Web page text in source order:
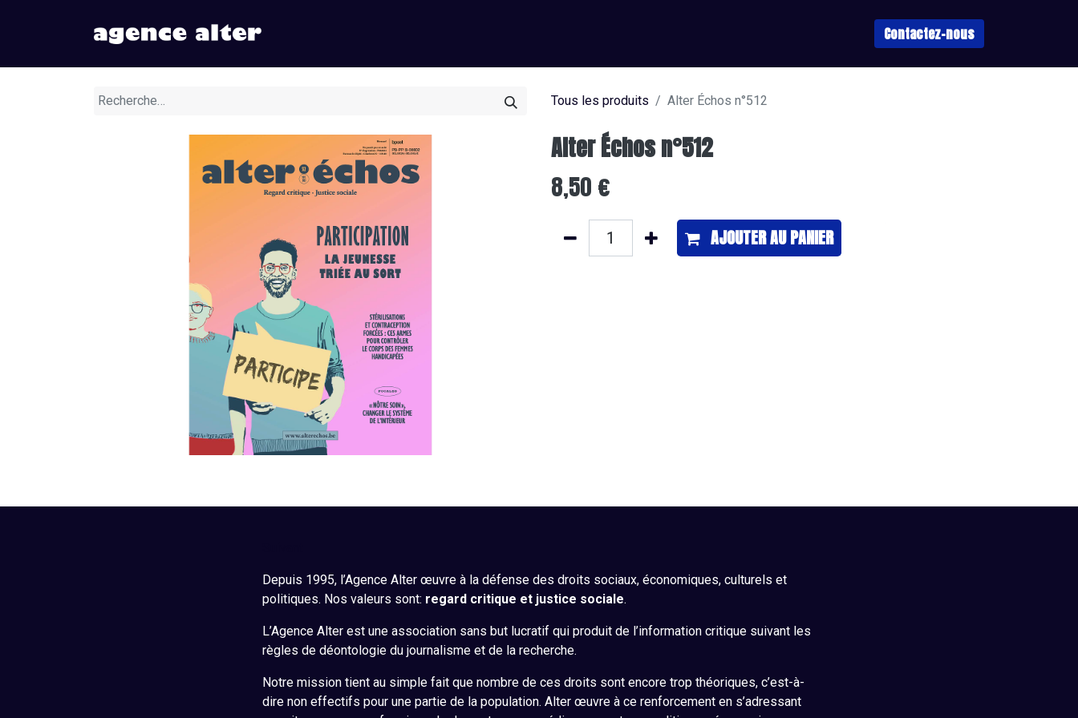
Contactez-nous
Tous les produits Alter Échos n°512
Alter Échos n°512
8,50 €
AJOUTER ​AU PANIER
Depuis 1995, l’Agence Alter œuvre à la défense des droits sociaux, économiques, culturels et
politiques. Nos valeurs sont: regard critique et justice sociale.
L’Agence Alter est une association sans but lucratif qui produit de l’information critique suivant les
règles de déontologie du journalisme et de la recherche.
Notre mission tient au simple fait que nombre de ces droits sont encore trop théoriques, c’est-à-
dire non effectifs pour une partie de la population. Alter œuvre à ce renforcement en s’adressant